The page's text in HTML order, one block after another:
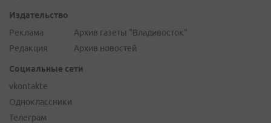
Издательство
Реклама
Редакция
Архив газеты "Владивосток"
Архив новостей
Социальные сети
vkontakte
Одноклассники
Телеграм